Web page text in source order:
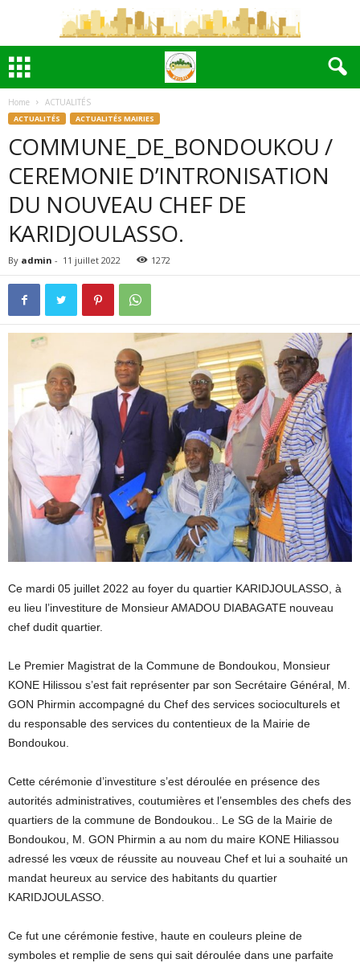
Home ACTUALITÉS
ACTUALITÉS ACTUALITÉS MAIRIES
COMMUNE_DE_BONDOUKOU /
CEREMONIE D’INTRONISATION
DU NOUVEAU CHEF DE
KARIDJOULASSO.
By admin - 11 juillet 2022 1272
Ce mardi 05 juillet 2022 au foyer du quartier KARIDJOULASSO, à
eu lieu l’investiture de Monsieur AMADOU DIABAGATE nouveau
chef dudit quartier.
Le Premier Magistrat de la Commune de Bondoukou, Monsieur
KONE Hilissou s’est fait représenter par son Secrétaire Général, M.
GON Phirmin accompagné du Chef des services socioculturels et
du responsable des services du contentieux de la Mairie de
Bondoukou.
Cette cérémonie d’investiture s’est déroulée en présence des
autorités administratives, coutumières et l’ensembles des chefs des
quartiers de la commune de Bondoukou.. Le SG de la Mairie de
Bondoukou, M. GON Phirmin a au nom du maire KONE Hiliassou
adressé les vœux de réussite au nouveau Chef et lui a souhaité un
mandat heureux au service des habitants du quartier
KARIDJOULASSO.
Ce fut une cérémonie festive, haute en couleurs pleine de
symboles et remplie de sens qui sait déroulée dans une parfaite